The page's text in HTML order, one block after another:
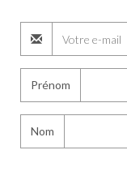
Prénom
Nom